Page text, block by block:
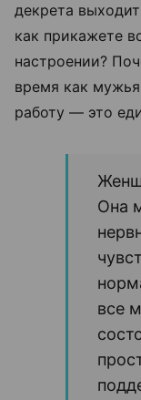
декрета
как прикажете
настроении?
время как
работу — это
Она
все